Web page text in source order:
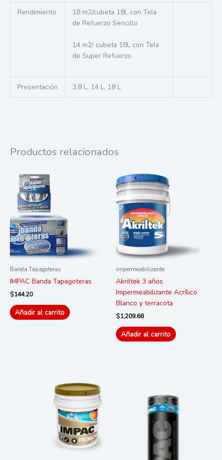
Rendimiento
18 m2/cubeta 18L con Tela
de Refuerzo Sencillo
14 m2/ cubeta 18L con Tela
de Super Refuerzo
Presentación 3,8 L, 14 L, 18 L
Productos relacionados
Banda Tapagoteras
IMPAC Banda Tapagoteras
$144.20
Añadir al carrito
impermeabilizante
Akriltek 3 años
Impermeabilizante Acrílico
Blanco y terracota
$1,209.68
Añadir al carrito